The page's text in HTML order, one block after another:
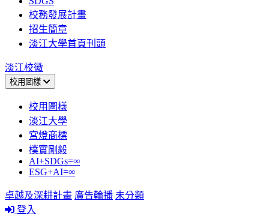
校務發展計畫
招生簡章
淡江大學首頁刊頭
淡江校徽
校用圖樣
校用圖樣
淡江大學
宮燈商標
樸實剛毅
AI+SDGs=∞
ESG+AI=∞
卓越及深耕計畫 廣告輪播 未分類
登入